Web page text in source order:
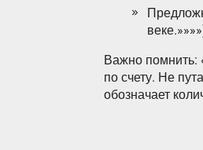
Важно помнить:
по счету. Не
обозначает